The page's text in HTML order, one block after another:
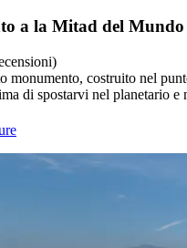
a la Mitad del Mundo
monumento, costruito nel
di spostarvi nel planetario e